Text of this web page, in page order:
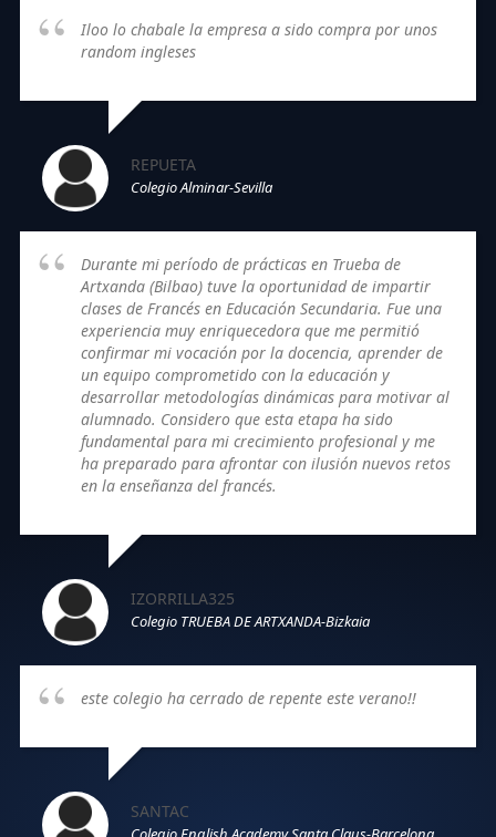
Iloo lo chabale la empresa a sido compra por unos
random ingleses
REPUETA
Colegio Alminar-Sevilla
Durante mi período de prácticas en Trueba de
Artxanda (Bilbao) tuve la oportunidad de impartir
clases de Francés en Educación Secundaria. Fue una
experiencia muy enriquecedora que me permitió
confirmar mi vocación por la docencia, aprender de
un equipo comprometido con la educación y
desarrollar metodologías dinámicas para motivar al
alumnado. Considero que esta etapa ha sido
fundamental para mi crecimiento profesional y me
ha preparado para afrontar con ilusión nuevos retos
en la enseñanza del francés.
IZORRILLA325
Colegio TRUEBA DE ARTXANDA-Bizkaia
este colegio ha cerrado de repente este verano!!
SANTAC